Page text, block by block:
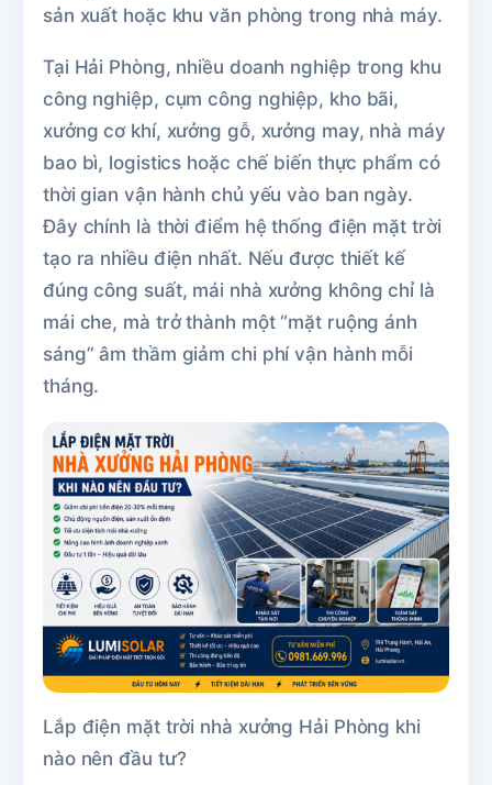
sản xuất hoặc khu văn phòng trong nhà máy.
Tại Hải Phòng, nhiều doanh nghiệp trong khu
công nghiệp, cụm công nghiệp, kho bãi,
xưởng cơ khí, xưởng gỗ, xưởng may, nhà máy
bao bì, logistics hoặc chế biến thực phẩm có
thời gian vận hành chủ yếu vào ban ngày.
Đây chính là thời điểm hệ thống điện mặt trời
tạo ra nhiều điện nhất. Nếu được thiết kế
đúng công suất, mái nhà xưởng không chỉ là
mái che, mà trở thành một “mặt ruộng ánh
sáng” âm thầm giảm chi phí vận hành mỗi
tháng.
Lắp điện mặt trời nhà xưởng Hải Phòng khi
nào nên đầu tư?